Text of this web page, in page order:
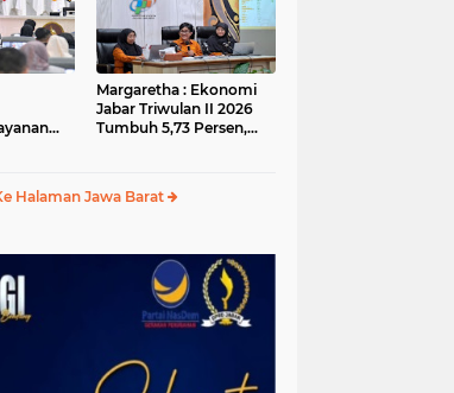
Margaretha : Ekonomi
Jabar Triwulan II 2026
Tumbuh 5,73 Persen,
Halaman Jawa Barat